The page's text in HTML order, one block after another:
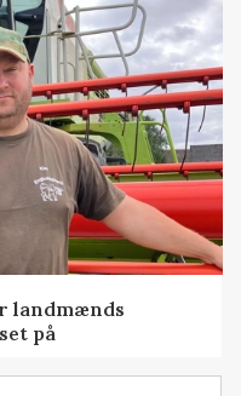
landmænds
på